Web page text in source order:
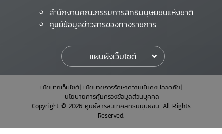
สำนักงานคณะกรรมการสิทธิมนุษยชนแห่งชาติ
ศูนย์ข้อมูลข่าวสารของทางราชการ
แผนผังเว็บไซต์
นโยบายเว็บไซต์ นโยบายการรักษาความมั่นคงปลอดภัย
นโยบายการคุ้มครองข้อมูลส่วนบุคคล
Copyright © 2026 ศูนย์สารสนเทศสิทธิมนุษยชน. All Rights
Reserved.